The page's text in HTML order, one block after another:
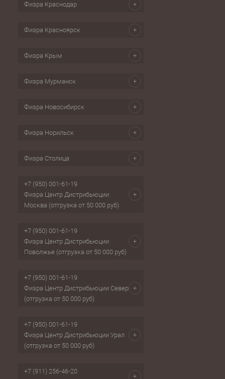
Физра Краснодар
Физра Красноярск
Физра Крым
Физра Мурманск
Физра Новосибирск
Физра Норильск
Физра Столица
+7 (950) 001-61-19
Физра Центр Дистрибьюции
Москва (отгрузка от 50 000 руб)
+7 (950) 001-61-19
Физра Центр Дистрибьюции
Поволжье (отгрузка от 50 000 руб)
+7 (950) 001-61-19
Физра Центр Дистрибьюции Север
(отгрузка от 50 000 руб)
+7 (950) 001-61-19
Физра Центр Дистрибьюции Урал
(отгрузка от 50 000 руб)
+7 (911) 256-46-20